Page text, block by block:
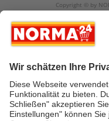
Copyright © by